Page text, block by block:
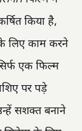
किया है,
लिए काम करने
एक फिल्म
पर पड़े
सशक्त बनाने